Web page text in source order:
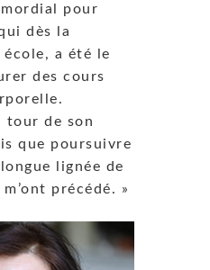
pour
dès la
a été le
des cours
tour de son
que poursuivre
lignée de
précédé. »